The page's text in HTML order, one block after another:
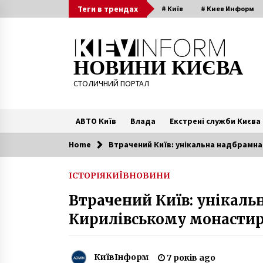
to
Теги в трендах # Київ # Киев Информ
НОВИНИ КИЄВА
СТОЛИЧНИЙ ПОРТАЛ
АВТО Київ Влада Екстрені служби Києва
Читають зараз
Іспанії українці
посилені, між російськими
Home Втрачений Київ: унікальна
ІСТОРІЯКИЇВНОВИНИ
Втрачений Київ:
Кирилівському
КиївІнформ 7 років ago